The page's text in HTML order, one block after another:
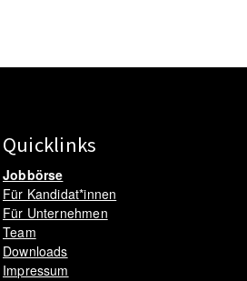
Quicklinks
Jobbörse
Für Kandidat*innen
Für Unternehmen
Team
Downloads
Impressum